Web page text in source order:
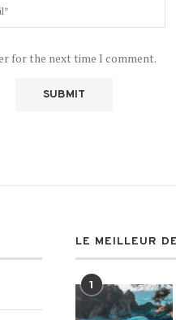
for the next time I comment.
LE MEILLEUR
1